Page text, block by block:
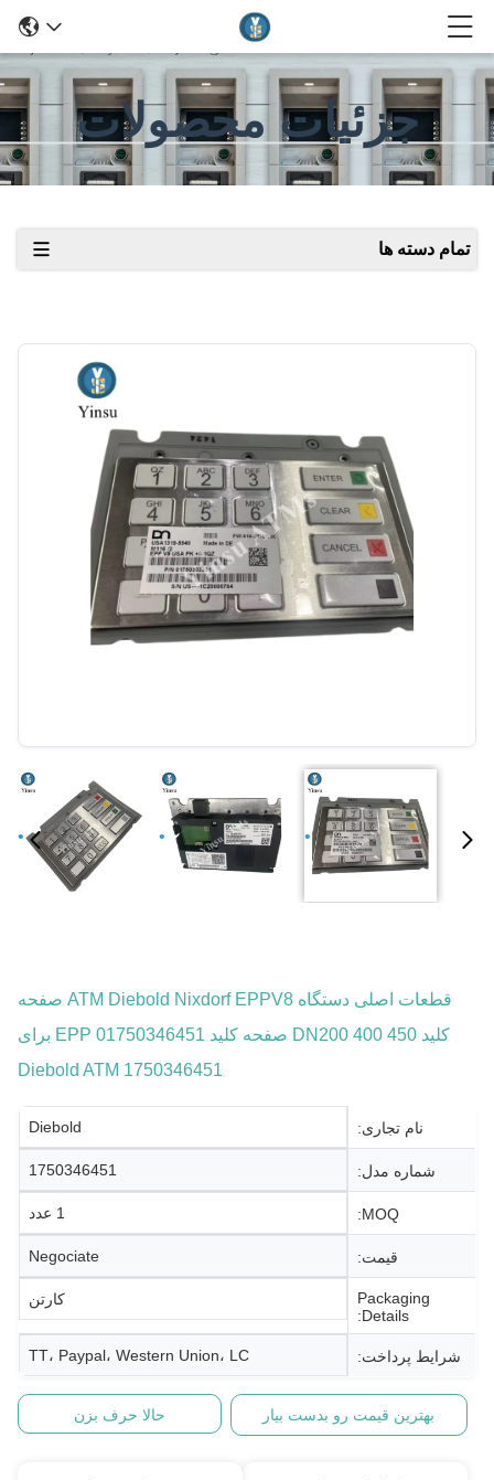
جزئیات محصولات
تمام دسته ها
قطعات اصلی دستگاه ATM Diebold Nixdorf EPPV8 صفحه
کلید DN200 400 450 صفحه کلید EPP 01750346451 برای
Diebold ATM 1750346451
نام تجاری: Diebold
شماره مدل: 1750346451
MOQ: 1 عدد
قیمت: Negociate
Packaging
Details:
کارتن
شرایط پرداخت: TT، Paypal، Western Union، LC
بهترین قیمت رو بدست بیار حالا حرف بزن